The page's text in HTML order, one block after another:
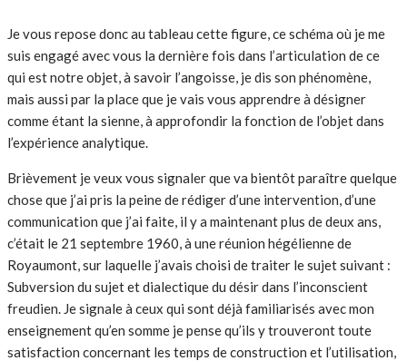
Je vous repose donc au tableau cette figure, ce schéma où je me
suis engagé avec vous la dernière fois dans l’articulation de ce
qui est notre objet, à savoir l’angoisse, je dis son phénomène,
mais aussi par la place que je vais vous apprendre à désigner
comme étant la sienne, à approfondir la fonction de l’objet dans
l’expérience analytique.
Brièvement je veux vous signaler que va bientôt paraître quelque
chose que j’ai pris la peine de rédiger d’une intervention, d’une
communication que j’ai faite, il y a maintenant plus de deux ans,
c’était le 21 septembre 1960, à une réunion hégélienne de
Royaumont, sur laquelle j’avais choisi de traiter le sujet suivant :
Subversion du sujet et dialectique du désir dans l’inconscient
freudien. Je signale à ceux qui sont déjà familiarisés avec mon
enseignement qu’en somme je pense qu’ils y trouveront toute
satisfaction concernant les temps de construction et l’utilisation,